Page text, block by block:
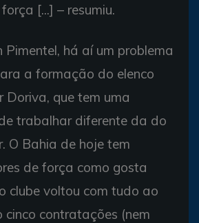
[...] – resumiu.
Pimentel, há aí um problema
a formação do elenco
Doriva, que tem uma
trabalhar diferente da do
O Bahia de hoje tem
de força como gosta
clube voltou com tudo ao
cinco contratações (nem